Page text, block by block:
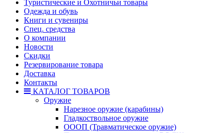
Туристические и Охотничьи товары
Одежда и обувь
Книги и сувениры
Спец. средства
О компании
Новости
Скидки
Резервирование товара
Доставка
Контакты
КАТАЛОГ ТОВАРОВ
Оружие
Нарезное оружие (карабины)
Гладкоствольное оружие
ОООП (Травматическое оружие)